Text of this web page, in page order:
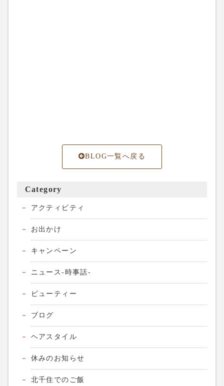
BLOG一覧へ戻る
Category
アクティビティ
お出かけ
キャンペーン
ニュース-時事話-
ビューティー
ブログ
ヘアスタイル
休みのお知らせ
北千住でのご飯